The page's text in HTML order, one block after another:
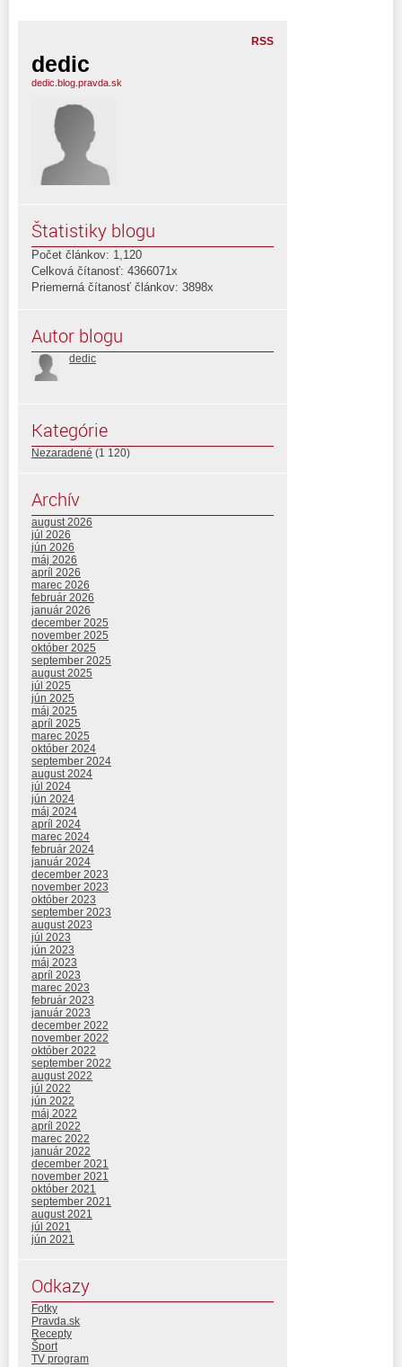
RSS
dedic
dedic.blog.pravda.sk
Štatistiky blogu
Počet článkov: 1,120
Celková čítanosť: 4366071x
Priemerná čítanosť článkov: 3898x
Autor blogu
dedic
Kategórie
Nezaradené (1 120)
Archív
august 2026
júl 2026
jún 2026
máj 2026
apríl 2026
marec 2026
február 2026
január 2026
december 2025
november 2025
október 2025
september 2025
august 2025
júl 2025
jún 2025
máj 2025
apríl 2025
marec 2025
október 2024
september 2024
august 2024
júl 2024
jún 2024
máj 2024
apríl 2024
marec 2024
február 2024
január 2024
december 2023
november 2023
október 2023
september 2023
august 2023
júl 2023
jún 2023
máj 2023
apríl 2023
marec 2023
február 2023
január 2023
december 2022
november 2022
október 2022
september 2022
august 2022
júl 2022
jún 2022
máj 2022
apríl 2022
marec 2022
január 2022
december 2021
november 2021
október 2021
september 2021
august 2021
júl 2021
jún 2021
Odkazy
Fotky
Pravda.sk
Recepty
Šport
TV program